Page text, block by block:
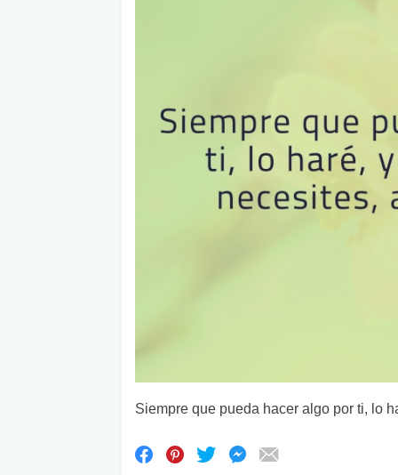
Siempre que pueda hacer algo por ti, lo